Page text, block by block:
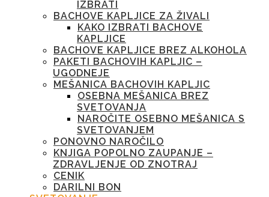
IZBRATI
BACHOVE KAPLJICE ZA ŽIVALI
KAKO IZBRATI BACHOVE
KAPLJICE
BACHOVE KAPLJICE BREZ ALKOHOLA
PAKETI BACHOVIH KAPLJIC –
UGODNEJE
MEŠANICA BACHOVIH KAPLJIC
OSEBNA MEŠANICA BREZ
SVETOVANJA
NAROČITE OSEBNO MEŠANICA S
SVETOVANJEM
PONOVNO NAROČILO
KNJIGA POPOLNO ZAUPANJE –
ZDRAVLJENJE OD ZNOTRAJ
CENIK
DARILNI BON